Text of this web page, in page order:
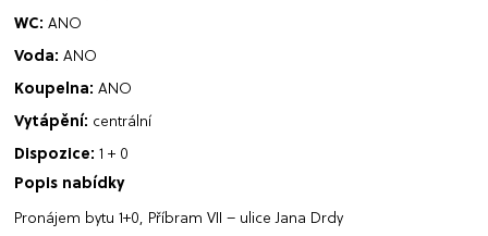
WC: ANO
Voda: ANO
Koupelna: ANO
Vytápění: centrální
Dispozice: 1 + 0
Popis nabídky
Pronájem bytu 1+0, Příbram VII – ulice Jana Drdy